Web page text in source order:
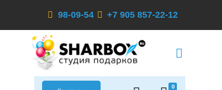
98-09-54 +7 905 857-22-12
0